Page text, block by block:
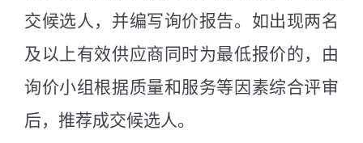
交候选人，并编写询价报告。如出现两名
及以上有效供应商同时为最低报价的，由
询价小组根据质量和服务等因素综合评审
后，推荐成交候选人。